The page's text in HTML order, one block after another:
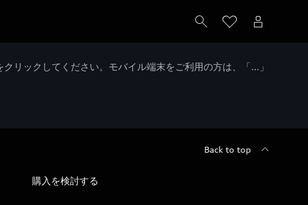
リックしてください。モバイル端末をご利用の方は、「…」
Back to top
購入を検討する